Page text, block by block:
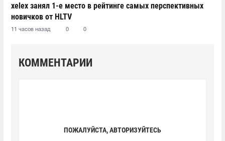
xelex⁠ занял 1-е место в рейтинге самых перспективных
новичков от HLTV
11 часов назад 0 0
КОММЕНТАРИИ
ПОЖАЛУЙСТА, АВТОРИЗУЙТЕСЬ